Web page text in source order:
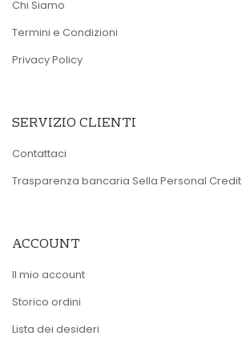
Chi Siamo
Termini e Condizioni
Privacy Policy
SERVIZIO CLIENTI
Contattaci
Trasparenza bancaria Sella Personal Credit
ACCOUNT
Il mio account
Storico ordini
Lista dei desideri